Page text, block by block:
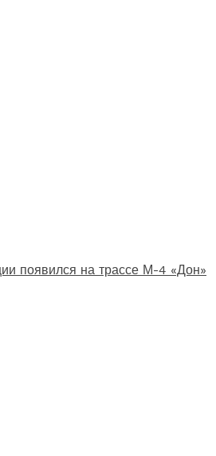
появился на трассе М-4 «Дон»